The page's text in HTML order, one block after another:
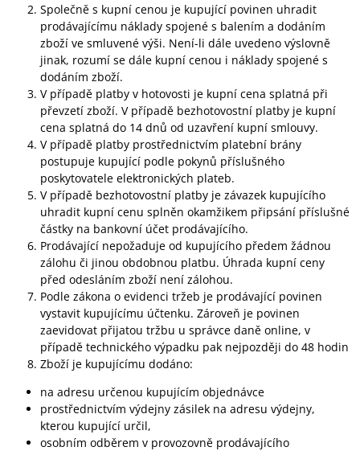
Společně s kupní cenou je kupující povinen uhradit
prodávajícímu náklady spojené s balením a dodáním
zboží ve smluvené výši. Není-li dále uvedeno výslovně
jinak, rozumí se dále kupní cenou i náklady spojené s
dodáním zboží.
V případě platby v hotovosti je kupní cena splatná při
převzetí zboží. V případě bezhotovostní platby je kupní
cena splatná do 14 dnů od uzavření kupní smlouvy.
V případě platby prostřednictvím platební brány
postupuje kupující podle pokynů příslušného
poskytovatele elektronických plateb.
V případě bezhotovostní platby je závazek kupujícího
uhradit kupní cenu splněn okamžikem připsání příslušné
částky na bankovní účet prodávajícího.
Prodávající nepožaduje od kupujícího předem žádnou
zálohu či jinou obdobnou platbu. Úhrada kupní ceny
před odesláním zboží není zálohou.
Podle zákona o evidenci tržeb je prodávající povinen
vystavit kupujícímu účtenku. Zároveň je povinen
zaevidovat přijatou tržbu u správce daně online, v
případě technického výpadku pak nejpozději do 48 hodin
Zboží je kupujícímu dodáno:
na adresu určenou kupujícím objednávce
prostřednictvím výdejny zásilek na adresu výdejny,
kterou kupující určil,
osobním odběrem v provozovně prodávajícího